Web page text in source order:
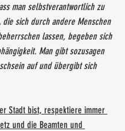
man selbstverantwortlich zu
sich durch andere Menschen
lassen, begeben sich
Man gibt sozusagen
auf und übergibt sich
Stadt bist, respektiere immer
und die Beamten und